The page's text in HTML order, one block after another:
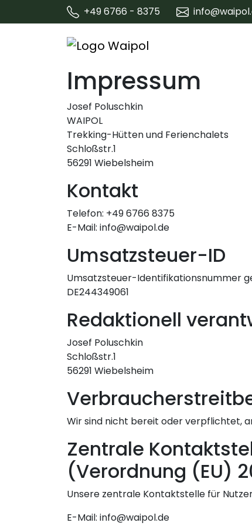
+49 6766 - 8375
Impressum
Josef Poluschkin
WAIPOL
Trekking-Hütten und Ferienchalets
Schloßstr.1
56291 Wiebelsheim
Kontakt
Telefon: +49 6766 8375
E-Mail: info@waipol.de
Umsatzsteuer-ID
Umsatzsteuer-Identifikationsnummer
DE244349061
Redaktionell
Josef Poluschkin
Schloßstr.1
56291 Wiebelsheim
Wir sind nicht bereit oder verpflichtet,
Zentrale
(Verordnung (EU)
Unsere zentrale Kontaktstelle für Nutzer
E-Mail: info@waipol.de